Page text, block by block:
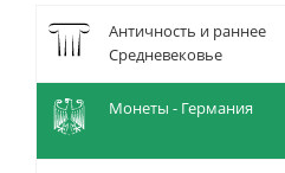
Античность и раннее
Средневековье
Монеты - Германия